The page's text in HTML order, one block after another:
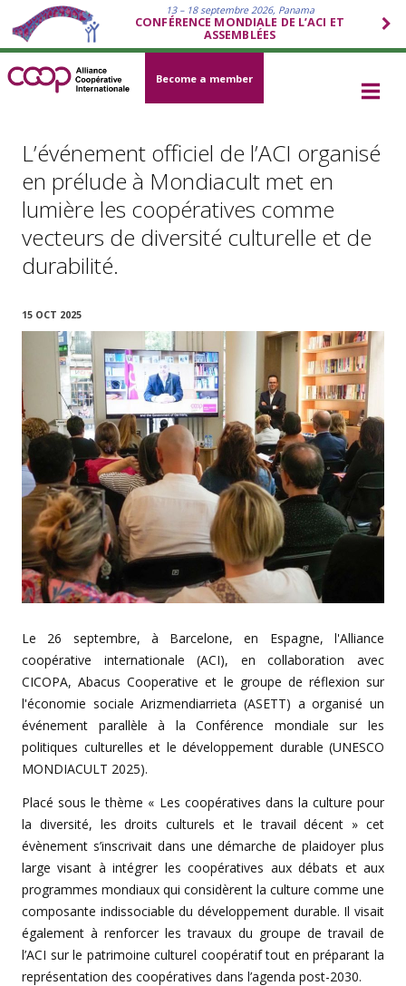
13 – 18 septembre 2026, Panama
CONFÉRENCE MONDIALE DE L’ACI ET
ASSEMBLÉES
Become a member
L’événement officiel de l’ACI organisé
en prélude à Mondiacult met en
lumière les coopératives comme
vecteurs de diversité culturelle et de
durabilité.
15 OCT 2025
Le 26 septembre, à Barcelone, en Espagne, l'Alliance
coopérative internationale (ACI), en collaboration avec
CICOPA, Abacus Cooperative et le groupe de réflexion sur
l'économie sociale Arizmendiarrieta (ASETT) a organisé un
événement parallèle à la Conférence mondiale sur les
politiques culturelles et le développement durable (UNESCO
MONDIACULT 2025).
Placé sous le thème « Les coopératives dans la culture pour
la diversité, les droits culturels et le travail décent » cet
évènement s’inscrivait dans une démarche de plaidoyer plus
large visant à intégrer les coopératives aux débats et aux
programmes mondiaux qui considèrent la culture comme une
composante indissociable du développement durable. Il visait
également à renforcer les travaux du groupe de travail de
l’ACI sur le patrimoine culturel coopératif tout en préparant la
représentation des coopératives dans l’agenda post-2030.